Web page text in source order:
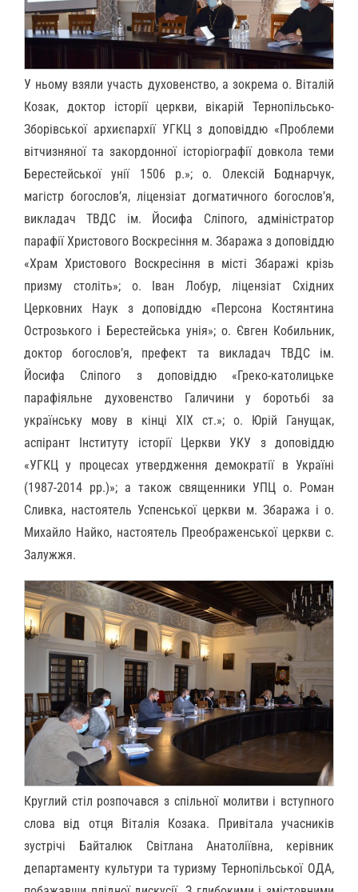
У ньому взяли участь духовенство, а зокрема о. Віталій
Козак, доктор історії церкви, вікарій Тернопільсько-
Зборівської архиєпархії УГКЦ з доповіддю «Проблеми
вітчизняної та закордонної історіографії довкола теми
Берестейської унії 1506 р.»; о. Олексій Боднарчук,
магістр богослов’я, ліцензіат догматичного богослов’я,
викладач ТВДС ім. Йосифа Сліпого, адміністратор
парафії Христового Воскресіння м. Збаража з доповіддю
«Храм Христового Воскресіння в місті Збаражі крізь
призму століть»; о. Іван Лобур, ліцензіат Східних
Церковних Наук з доповіддю «Персона Костянтина
Острозького і Берестейська унія»; о. Євген Кобильник,
доктор богослов’я, префект та викладач ТВДС ім.
Йосифа Сліпого з доповіддю «Греко-католицьке
парафіяльне духовенство Галичини у боротьбі за
українську мову в кінці ХІХ ст.»; о. Юрій Ганущак,
аспірант Інституту історії Церкви УКУ з доповіддю
«УГКЦ у процесах утвердження демократії в Україні
(1987-2014 рр.)»; а також священники УПЦ о. Роман
Сливка, настоятель Успенської церкви м. Збаража і о.
Михайло Найко, настоятель Преображенської церкви с.
Залужжя.
Круглий стіл розпочався з спільної молитви і вступного
слова від отця Віталія Козака. Привітала учасників
зустрічі Байталюк Світлана Анатоліївна, керівник
департаменту культури та туризму Тернопільської ОДА,